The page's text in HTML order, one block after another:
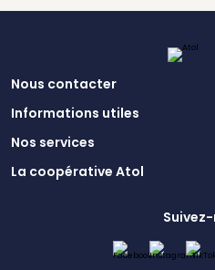
Nous contacter
Informations utiles
Nos services
La coopérative Atol